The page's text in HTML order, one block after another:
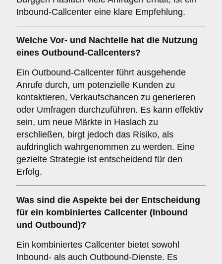
Inbound-Callcenter eine klare Empfehlung.
Welche Vor- und Nachteile hat die Nutzung
eines Outbound-Callcenters?
Ein Outbound-Callcenter führt ausgehende
Anrufe durch, um potenzielle Kunden zu
kontaktieren, Verkaufschancen zu generieren
oder Umfragen durchzuführen. Es kann effektiv
sein, um neue Märkte in Haslach zu
erschließen, birgt jedoch das Risiko, als
aufdringlich wahrgenommen zu werden. Eine
gezielte Strategie ist entscheidend für den
Erfolg.
Was sind die Aspekte bei der Entscheidung
für ein kombiniertes Callcenter (Inbound
und Outbound)?
Ein kombiniertes Callcenter bietet sowohl
Inbound- als auch Outbound-Dienste. Es